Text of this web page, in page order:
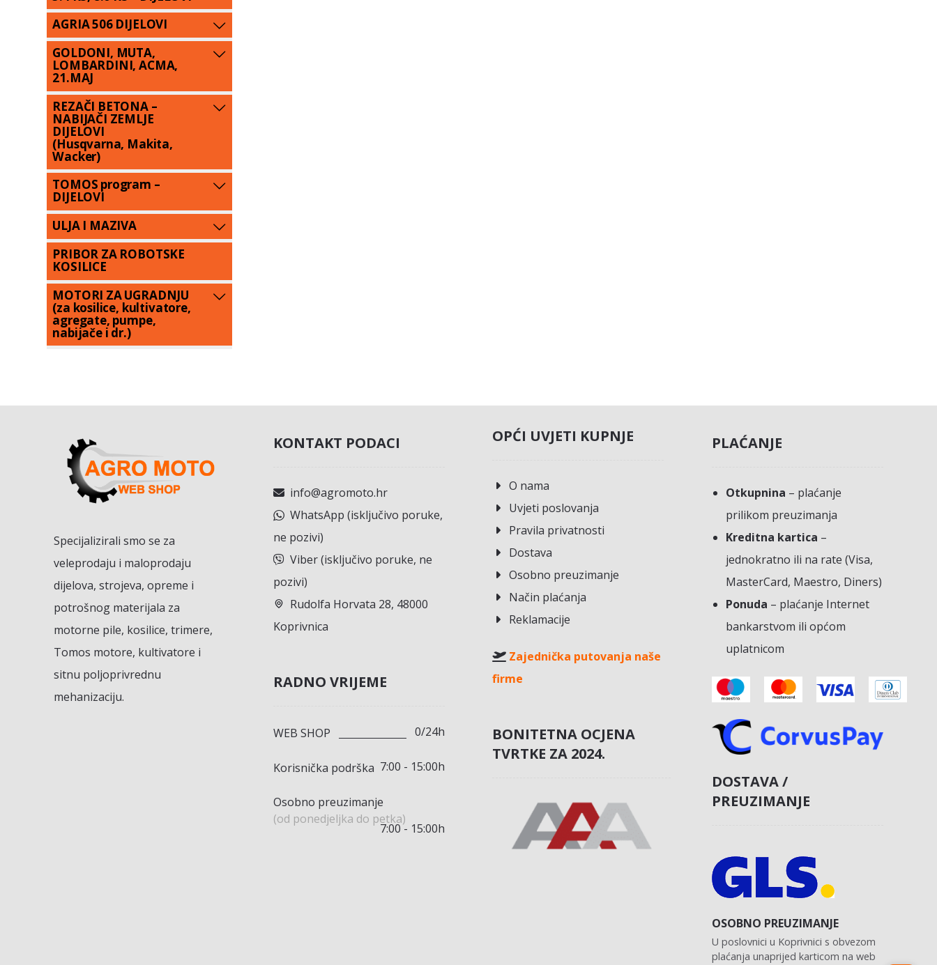
AGRIA 506 DIJELOVI
GOLDONI, MUTA,
LOMBARDINI, ACMA,
21.MAJ
REZAČI BETONA –
NABIJAČI ZEMLJE
DIJELOVI
(Husqvarna, Makita,
Wacker)
TOMOS program –
DIJELOVI
ULJA I MAZIVA
PRIBOR ZA ROBOTSKE
KOSILICE
MOTORI ZA UGRADNJU
(za kosilice, kultivatore,
agregate, pumpe,
nabijače i dr.)
Specijalizirali smo se za
veleprodaju i maloprodaju
dijelova, strojeva, opreme i
potrošnog materijala za
motorne pile, kosilice, trimere,
Tomos motore, kultivatore i
sitnu poljoprivrednu
mehanizaciju.
KONTAKT PODACI
info@agromoto.hr
WhatsApp (isključivo poruke,
ne pozivi)
Viber (isključivo poruke, ne
pozivi)
Rudolfa Horvata 28, 48000
Koprivnica
RADNO VRIJEME
WEB SHOP 0/24h
Korisnička podrška 7:00 - 15:00h
Osobno preuzimanje
(od ponedjeljka do petka)
7:00 - 15:00h
OPĆI UVJETI KUPNJE
O nama
Uvjeti poslovanja
Pravila privatnosti
Dostava
Osobno preuzimanje
Način plaćanja
Reklamacije
Zajednička putovanja naše
firme
BONITETNA OCJENA
TVRTKE ZA 2024.
PLAĆANJE
Otkupnina – plaćanje
prilikom preuzimanja
Kreditna kartica –
jednokratno ili na rate (Visa,
MasterCard, Maestro, Diners)
Ponuda – plaćanje Internet
bankarstvom ili općom
uplatnicom
DOSTAVA /
PREUZIMANJE
OSOBNO PREUZIMANJE
U poslovnici u Koprivnici s obvezom
plaćanja unaprijed karticom na web